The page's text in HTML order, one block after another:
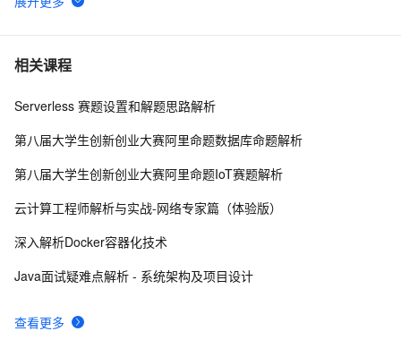
6 GET 请求和 POST 请求的安全性有何区别？
7 hdu 3015 Disharmony Trees
8 perl--CGI编程之Apache服务器安装配置
10结构struct(值类型)在实际应用要注意的二点:
相关课程
查看更多
Serverless 赛题设置和解题思路解析
第八届大学生创新创业大赛阿里命题数据库命题解析
第八届大学生创新创业大赛阿里命题IoT赛题解析
云计算工程师解析与实战-网络专家篇（体验版）
深入解析Docker容器化技术
Java面试疑难点解析 - 系统架构及项目设计